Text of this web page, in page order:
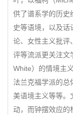
供了谱系学的历史
史等语境，以及话
论、女性主义批评
评等流派更关注文
White）的情境主
法兰克福学派的总
美语境主义等等。
动，而钟摆效应的